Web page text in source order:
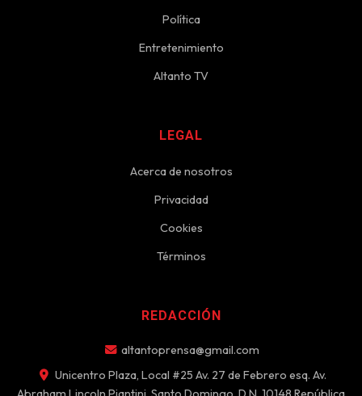
Política
Entretenimiento
Altanto TV
LEGAL
Acerca de nosotros
Privacidad
Cookies
Términos
REDACCIÓN
altantoprensa@gmail.com
Unicentro Plaza, Local #25 Av. 27 de Febrero esq. Av.